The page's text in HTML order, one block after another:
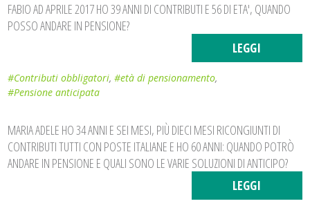
FABIO AD APRILE 2017 HO 39 ANNI DI CONTRIBUTI E 56 DI ETA', QUANDO
POSSO ANDARE IN PENSIONE?
LEGGI
#Contributi obbligatori,#età di pensionamento,
#Pensione anticipata
MARIA ADELE HO 34 ANNI E SEI MESI, PIÙ DIECI MESI RICONGIUNTI DI
CONTRIBUTI TUTTI CON POSTE ITALIANE E HO 60 ANNI: QUANDO POTRÒ
ANDARE IN PENSIONE E QUALI SONO LE VARIE SOLUZIONI DI ANTICIPO?
LEGGI